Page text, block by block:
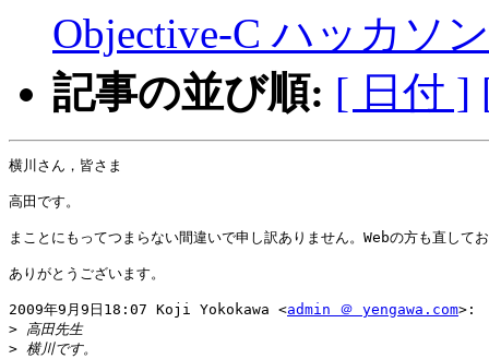
Objective-C ハッカソン
記事の並び順: [ 日付 ]
横川さん，皆さま
高田です。
まことにもってつまらない間違いで申し訳ありません。Webの方も直して
ありがとうございます。
2009年9月9日18:07 Koji Yokokawa <admin ＠ yengawa.com>:
>
>